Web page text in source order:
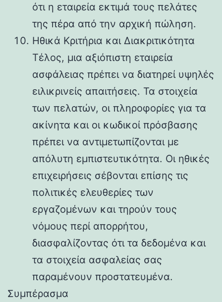
ότι η εταιρεία εκτιμά τους πελάτες
της πέρα ​​από την αρχική πώληση.
Ηθικά Κριτήρια και Διακριτικότητα
Τέλος, μια αξιόπιστη εταιρεία
ασφάλειας πρέπει να διατηρεί υψηλές
ειλικρινείς απαιτήσεις. Τα στοιχεία
των πελατών, οι πληροφορίες για τα
ακίνητα και οι κωδικοί πρόσβασης
πρέπει να αντιμετωπίζονται με
απόλυτη εμπιστευτικότητα. Οι ηθικές
επιχειρήσεις σέβονται επίσης τις
πολιτικές ελευθερίες των
εργαζομένων και τηρούν τους
νόμους περί απορρήτου,
διασφαλίζοντας ότι τα δεδομένα και
τα στοιχεία ασφαλείας σας
παραμένουν προστατευμένα.
Συμπέρασμα